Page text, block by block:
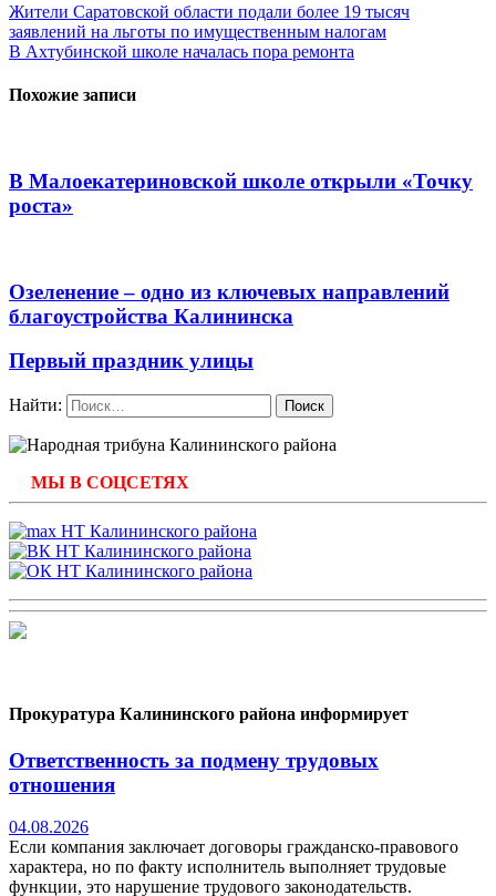
Жители Саратовской области подали более 19 тысяч
заявлений на льготы по имущественным налогам
В Ахтубинской школе началась пора ремонта
Похожие записи
В Малоекатериновской школе открыли «Точку
роста»
Озеленение – одно из ключевых направлений
благоустройства Калининска
Первый праздник улицы
Найти:
МЫ В СОЦСЕТЯХ
Прокуратура Калининского района информирует
Ответственность за подмену трудовых
отношения
04.08.2026
Если компания заключает договоры гражданско-правового
характера, но по факту исполнитель выполняет трудовые
функции, это нарушение трудового законодательств.